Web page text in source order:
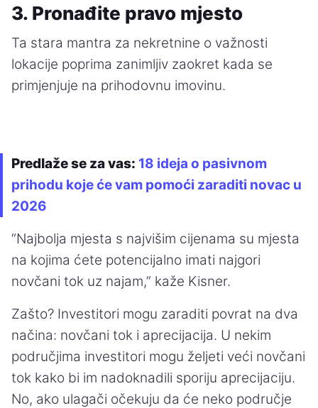
3. Pronađite pravo mjesto
Ta stara mantra za nekretnine o važnosti
lokacije poprima zanimljiv zaokret kada se
primjenjuje na prihodovnu imovinu.
Predlaže se za vas: 18 ideja o pasivnom
prihodu koje će vam pomoći zaraditi novac u
2026
“Najbolja mjesta s najvišim cijenama su mjesta
na kojima ćete potencijalno imati najgori
novčani tok uz najam,” kaže Kisner.
Zašto? Investitori mogu zaraditi povrat na dva
načina: novčani tok i aprecijacija. U nekim
područjima investitori mogu željeti veći novčani
tok kako bi im nadoknadili sporiju aprecijaciju.
No, ako ulagači očekuju da će neko područje